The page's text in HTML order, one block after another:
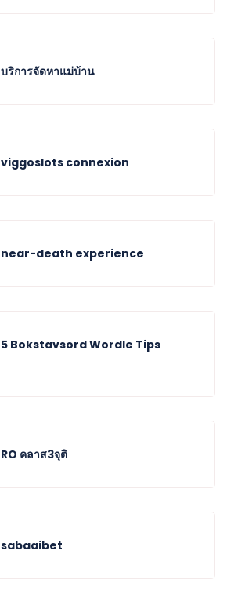
บริการจัดหาแม่บ้าน
viggoslots connexion
near-death experience
5 Bokstavsord Wordle Tips
RO คลาส3จุติ
sabaaibet